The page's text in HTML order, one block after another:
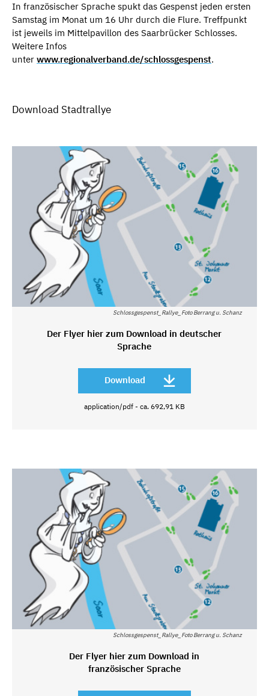
In französischer Sprache spukt das Gespenst jeden ersten
Samstag im Monat um 16 Uhr durch die Flure. Treffpunkt
ist jeweils im Mittelpavillon des Saarbrücker Schlosses.
Weitere Infos
unter www.regionalverband.de/schlossgespenst.
Download Stadtrallye
Schlossgespenst_Rallye_Foto Berrang u. Schanz
Der Flyer hier zum Download in deutscher
Sprache
Download
application/pdf - ca. 692,91 KB
Schlossgespenst_Rallye_Foto Berrang u. Schanz
Der Flyer hier zum Download in
französischer Sprache